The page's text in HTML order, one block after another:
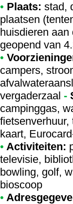
• Plaats: stad,
plaatsen
huisdieren
geopend van
•
campers,
vergaderzaal -
campinggas,
kaart,
• Activiteiten:
televisie,
bowling, golf,
bioscoop
•